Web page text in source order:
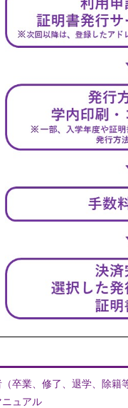
（卒業、修了、退学、除籍
ニュアル